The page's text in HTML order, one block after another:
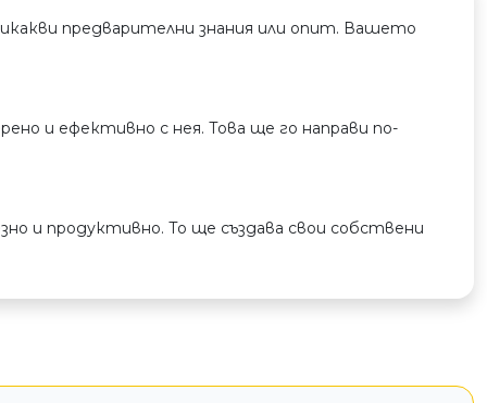
предварителни знания или опит. Вашето
и ефективно с нея. Това ще го направи по-
и продуктивно. То ще създава свои собствени